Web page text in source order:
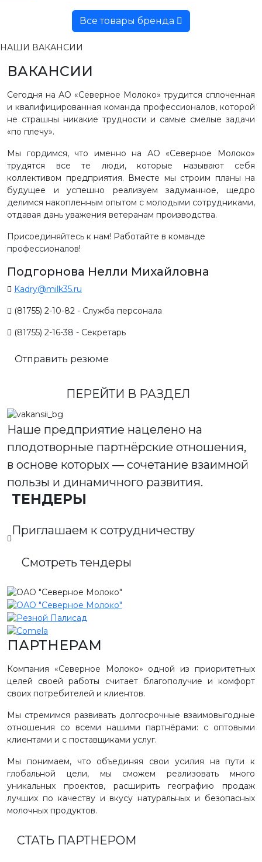
Все товары бренда
НАШИ ВАКАНСИИ
ВАКАНСИИ
Сегодня на АО «Северное Молоко» трудится сплоченная
и квалифицированная команда профессионалов, которой
не страшны никакие трудности и самые смелые задачи
«по плечу».
Мы гордимся, что именно на АО «Северное Молоко»
трудятся все те люди, которые называют себя
коллективом предприятия. Вместе мы строим планы на
будущее и успешно реализуем задуманное, щедро
делимся накопленным опытом с молодыми сотрудниками,
отдавая дань уважения ветеранам производства.
Присоединяйтесь к нам! Работайте в команде
профессионалов!
Подгорнова Нелли Михайловна
Kadry@milk35.ru
(81755) 2-10-82 - Служба персонала
(81755) 2-16-38 - Секретарь
Отправить резюме
ПЕРЕЙТИ В РАЗДЕЛ
Наше предприятие нацелено на
плодотворные партнёрские отношения,
в основе которых — сочетание взаимной
пользы и динамичного развития.
ТЕНДЕРЫ
Приглашаем к сотрудничеству
Смотреть тендеры
ПАРТНЕРАМ
Компания «Северное Молоко» одной из приоритетных
целей своей работы считает благополучие и комфорт
своих потребителей и клиентов.
Мы стремимся развивать долгосрочные взаимовыгодные
отношения со всеми нашими партнёрами: с оптовыми
клиентами и с поставщиками услуг.
Мы понимаем, что объединяя свои усилия на пути к
глобальной цели, мы сможем реализовать много
уникальных проектов, расширить географию продаж
лучших по качеству и вкусу натуральных и безопасных
молочных продуктов.
СТАТЬ ПАРТНЕРОМ